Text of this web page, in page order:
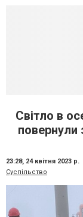
Світло в
23:28, 24 квітня 2023 р.
Суспільство